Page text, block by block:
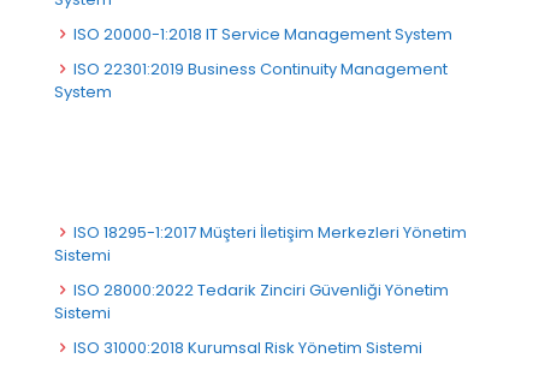
ISO 20000-1:2018 IT Service Management System
ISO 22301:2019 Business Continuity Management
System
ISO 18295-1:2017 Müşteri İletişim Merkezleri Yönetim
Sistemi
ISO 28000:2022 Tedarik Zinciri Güvenliği Yönetim
Sistemi
ISO 31000:2018 Kurumsal Risk Yönetim Sistemi